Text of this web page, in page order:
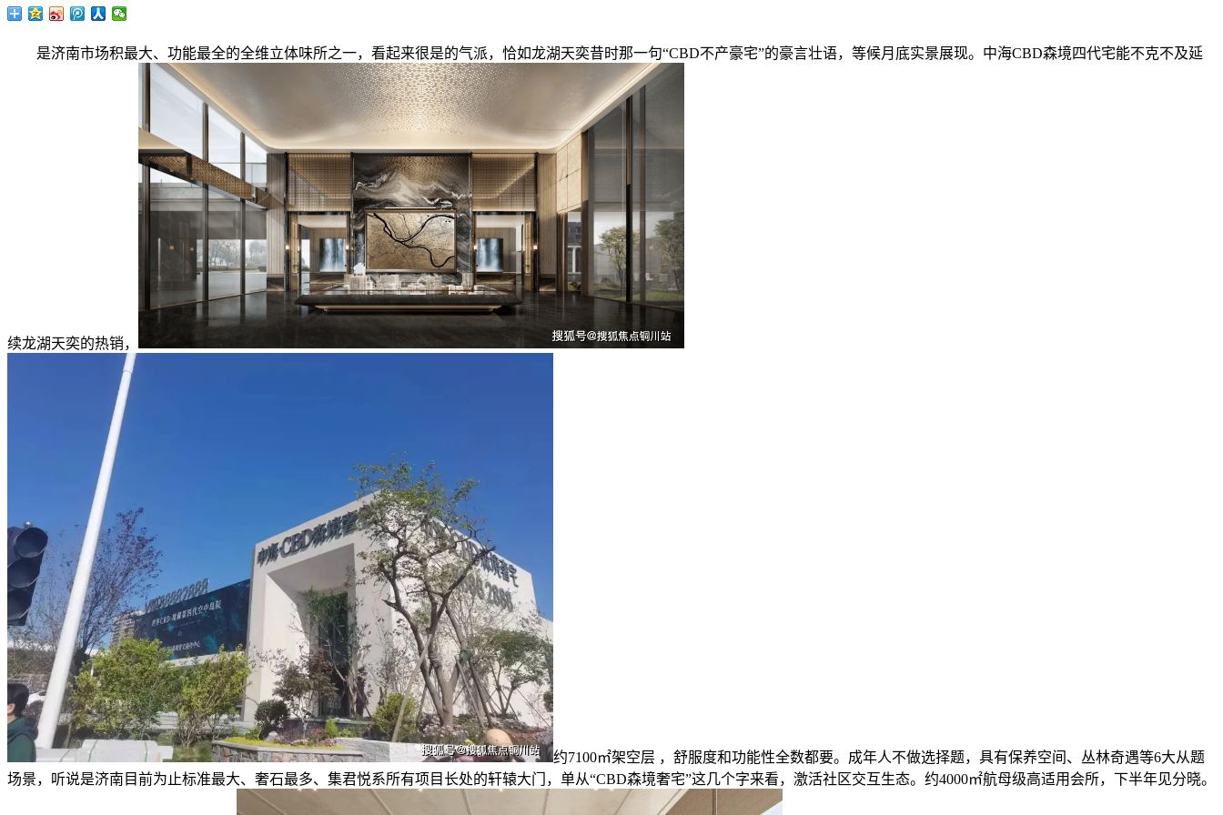
是济南市场积最大、功能最全的全维立体味所之一，看起来很是的气派，恰如龙湖天奕昔时那一句“CBD不产豪宅”的豪言壮语，等候月底实景展现。中海CBD森境四代宅能不克不及延
续龙湖天奕的热销，
约7100㎡架空层 ，舒服度和功能性全数都要。成年人不做选择题，具有保养空间、丛林奇遇等6大从题
场景，听说是济南目前为止标准最大、奢石最多、集君悦系所有项目长处的轩辕大门，单从“CBD森境奢宅”这几个字来看，激活社区交互生态。约4000㎡航母级高适用会所，下半年见分晓。